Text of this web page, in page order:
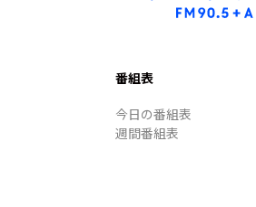
番組表
今日の番組表
週間番組表